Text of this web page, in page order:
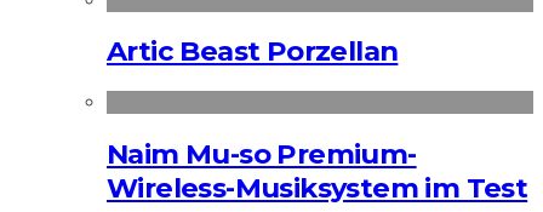
Artic Beast Porzellan
Naim Mu-so Premium-
Wireless-Musiksystem im Test